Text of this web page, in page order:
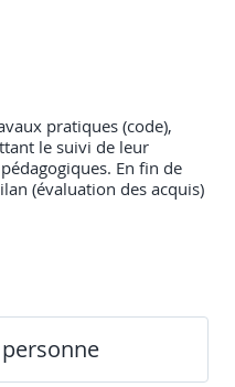
pratiques (code),
le suivi de leur
En fin de
(évaluation des acquis)